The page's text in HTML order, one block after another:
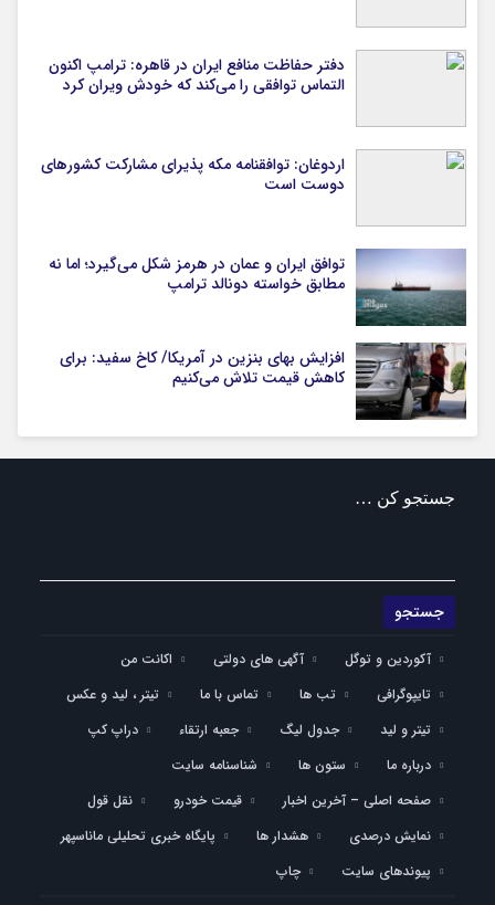
دفتر حفاظت منافع ایران در قاهره: ترامپ اکنون
التماس توافقی را می‌کند که خودش ویران کرد
اردوغان: توافقنامه مکه پذیرای مشارکت کشورهای
دوست است
توافق ایران و عمان در هرمز شکل می‌گیرد؛ اما نه
مطابق خواسته دونالد ترامپ
افزایش بهای بنزین در آمریکا/ کاخ سفید: برای
کاهش قیمت تلاش می‌کنیم
جستجو کن …
آکوردین و توگل آگهی های دولتی
اکانت من
تایپوگرافی
تب ها تماس با ما
تیتر ، لید و عکس
تیتر و لید
جدول لیگ جعبه ارتقاء
دراپ کپ
درباره ما
ستون ها
شناسنامه سایت
صفحه اصلی – آخرین اخبار
قیمت خودرو
نقل قول
نمایش درصدی
هشدار ها
پایگاه خبری تحلیلی ماناسپهر
پیوندهای سایت
چاپ